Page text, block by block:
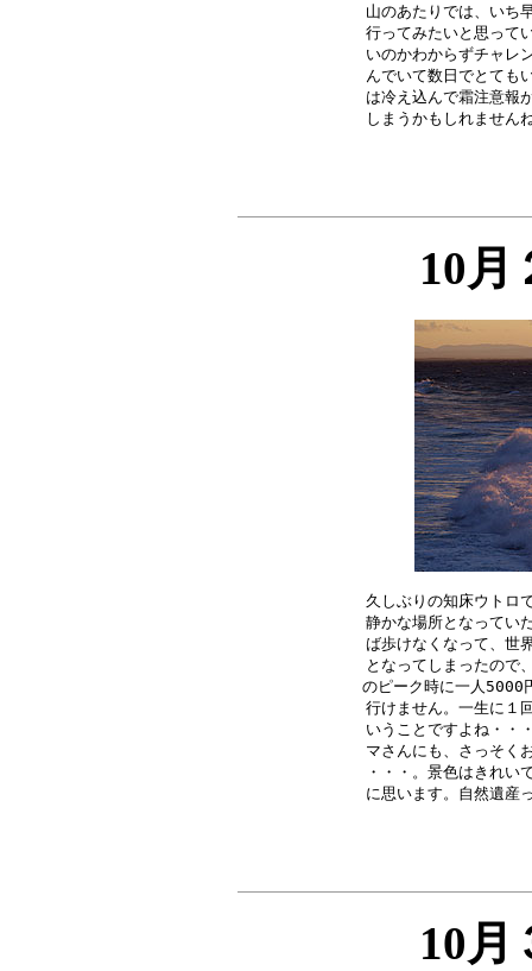
山のあたりでは、いち
行ってみたいと思って
いのかわからずチャレ
んでいて数日でとても
は冷え込んで霜注意報
10月
久しぶりの知床ウトロ
静かな場所となってい
ば歩けなくなって、世
となってしまったので
のピーク時に一人5000
行けません。一生に１
いうことですよね・・
マさんにも、さっそく
・・・。景色はきれい
10月